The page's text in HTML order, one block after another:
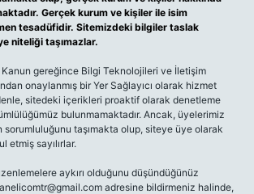
Gerçek kurum ve kişiler ile isim
tesadüfidir. Sitemizdeki bilgiler taslak
niteliği taşımazlar.
Kanun gereğince Bilgi Teknolojileri ve İletişim
onaylanmış bir Yer Sağlayıcı olarak hizmet
sitedeki içerikleri proaktif olarak denetleme
bulunmamaktadır. Ancak, üyelerimiz
sorumluluğunu taşımakta olup, siteye üye olarak
etmiş sayılırlar.
aykırı olduğunu düşündüğünüz
adresine bildirmeniz halinde,